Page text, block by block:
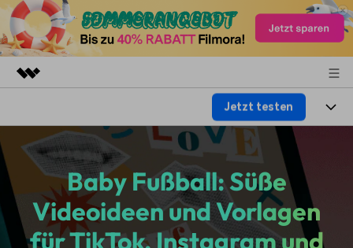
KI-gestützte digitale Kreativität
Dienstprogramme
Business
Überblick
Lösungen
Über uns
Presseraum
Jetzt testen
Produkte
Plattformen
Funktionen
Assets
Video/Foto
Lösungen
Baby Fußball: Süße
Videoideen und Vorlagen
für TikTok, Instagram und